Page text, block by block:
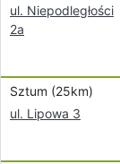
ul. Niepodległości
2a
Sztum (25km)
ul. Lipowa 3